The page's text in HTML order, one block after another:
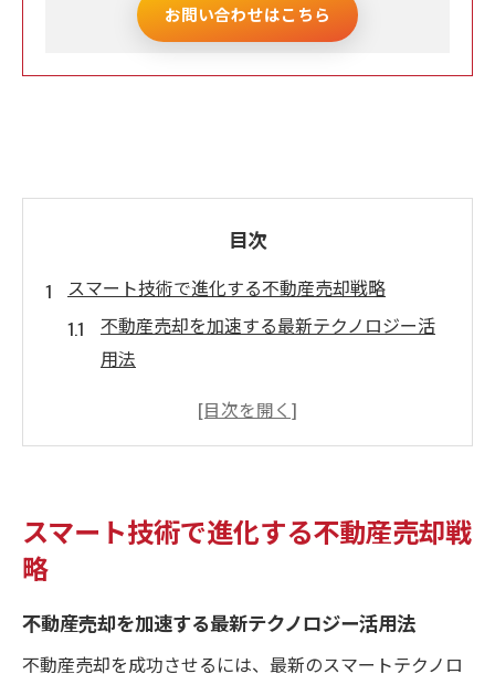
お問い合わせはこちら
目次
スマート技術で進化する不動産売却戦略
不動産売却を加速する最新テクノロジー活
用法
大阪市で注目の不動産売却スマート戦略と
効率化を叶えるスマート不動産売却の実際
信頼できる不動産売却業者の選び方ガイド
スマート技術で進化する不動産売却戦
略
不動産売却を加速する最新テクノロジー活用法
不動産売却を成功させるには、最新のスマートテクノロ